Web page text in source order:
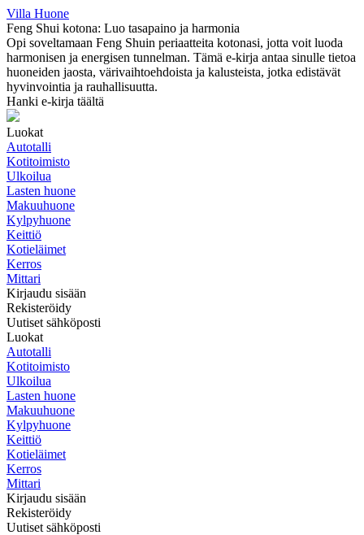
Villa Huone
Feng Shui kotona: Luo tasapaino ja harmonia
Opi soveltamaan Feng Shuin periaatteita kotonasi, jotta voit luoda
harmonisen ja energisen tunnelman. Tämä e-kirja antaa sinulle tietoa
huoneiden jaosta, värivaihtoehdoista ja kalusteista, jotka edistävät
hyvinvointia ja rauhallisuutta.
Hanki e-kirja täältä
Luokat
Autotalli
Kotitoimisto
Ulkoilua
Lasten huone
Makuuhuone
Kylpyhuone
Keittiö
Kotieläimet
Kerros
Mittari
Kirjaudu sisään
Rekisteröidy
Uutiset sähköposti
Luokat
Autotalli
Kotitoimisto
Ulkoilua
Lasten huone
Makuuhuone
Kylpyhuone
Keittiö
Kotieläimet
Kerros
Mittari
Kirjaudu sisään
Rekisteröidy
Uutiset sähköposti